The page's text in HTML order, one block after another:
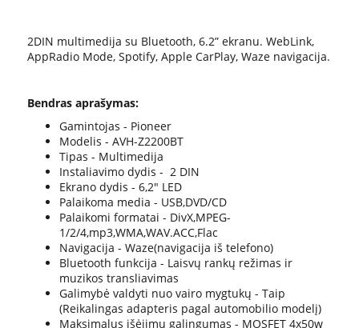
2DIN multimedija su Bluetooth, 6.2” ekranu. WebLink,
AppRadio Mode, Spotify, Apple CarPlay, Waze navigacija.
Bendras aprašymas:
Gamintojas - Pioneer
Modelis - AVH-Z2200BT
Tipas - Multimedija
Instaliavimo dydis - 2 DIN
Ekrano dydis - 6,2" LED
Palaikoma media - USB,DVD/CD
Palaikomi formatai - DivX,MPEG-
1/2/4,mp3,WMA,WAV.ACC,Flac
Navigacija - Waze(navigacija iš telefono)
Bluetooth funkcija - Laisvų rankų režimas ir
muzikos transliavimas
Galimybė valdyti nuo vairo mygtukų - Taip
(Reikalingas adapteris pagal automobilio modelį)
Maksimalus išėjimų galingumas - MOSFET 4x50w